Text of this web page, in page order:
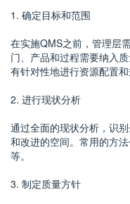
1. 确定目标和范围
在实施QMS之前，管理层
门、产品和过程需要纳入
有针对性地进行资源配置和
2. 进行现状分析
通过全面的现状分析，识
和改进的空间。常用的方
等。
3. 制定质量方针